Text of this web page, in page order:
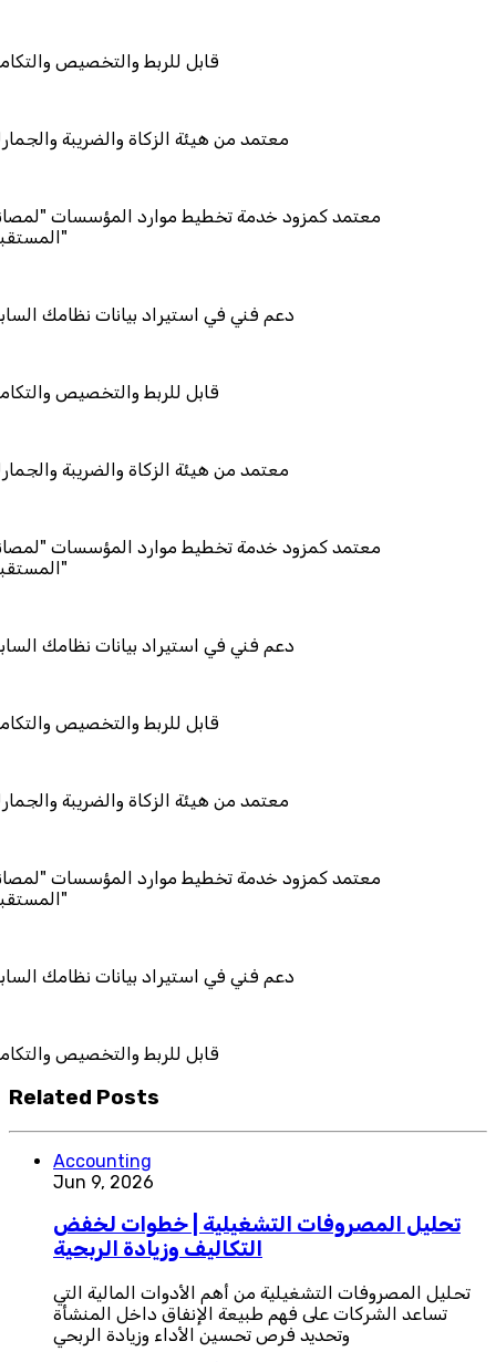
قابل للربط
معتمد من هيئة الزكاة
معتمد كمزود خدمة تخطيط موارد
دعم فني في استيراد
قابل للربط
معتمد من هيئة الزكاة
معتمد كمزود خدمة تخطيط موارد
دعم فني في استيراد
قابل للربط
معتمد من هيئة الزكاة
معتمد كمزود خدمة تخطيط موارد
دعم فني في استيراد
قابل للربط
Related Posts
Accounting
Jun 9, 2026
تحليل المصروفات التشغيلية | خطوات لخفض
التكاليف وزيادة الربحية
تحليل المصروفات التشغيلية من أهم الأدوات المالية التي
تساعد الشركات على فهم طبيعة الإنفاق داخل المنشأة
وتحديد فرص تحسين الأداء وزيادة الربحي